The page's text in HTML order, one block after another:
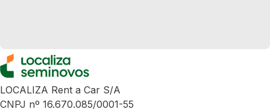
LOCALIZA Rent a Car S/A
CNPJ nº 16.670.085/0001-55